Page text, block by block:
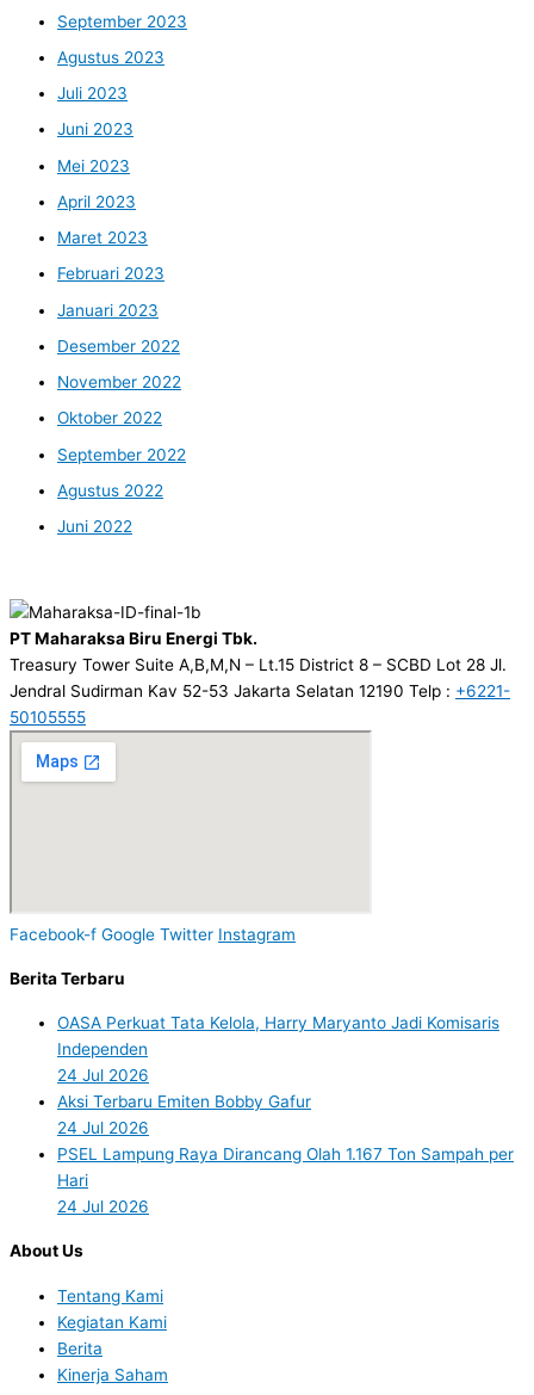
September 2023
Agustus 2023
Juli 2023
Juni 2023
Mei 2023
April 2023
Maret 2023
Februari 2023
Januari 2023
Desember 2022
November 2022
Oktober 2022
September 2022
Agustus 2022
Juni 2022
PT Maharaksa Biru Energi Tbk.
Treasury Tower Suite A,B,M,N – Lt.15 District 8 – SCBD Lot 28 Jl.
Jendral Sudirman Kav 52-53 Jakarta Selatan 12190 Telp : +6221-
50105555
Facebook-f Google Twitter Instagram
Berita Terbaru
OASA Perkuat Tata Kelola, Harry Maryanto Jadi Komisaris
Independen
24 Jul 2026
Aksi Terbaru Emiten Bobby Gafur
24 Jul 2026
PSEL Lampung Raya Dirancang Olah 1.167 Ton Sampah per
Hari
24 Jul 2026
About Us
Tentang Kami
Kegiatan Kami
Berita
Kinerja Saham